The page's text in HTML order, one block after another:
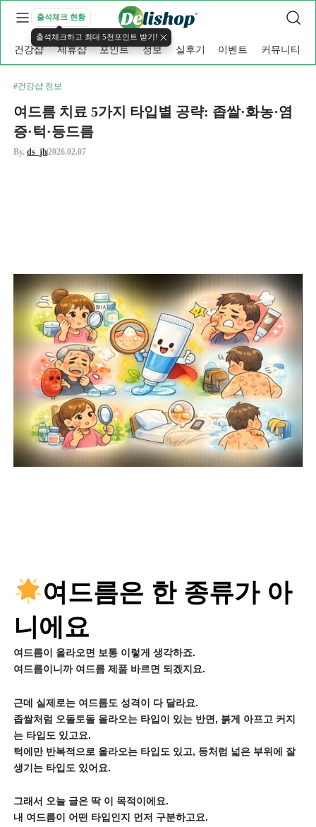
출석체크 현황
출석체크하고 최대 5천포인트 받기!
건강샵 제휴샵 포인트 정보 실후기 이벤트 커뮤니티
#건강샵 정보
여드름 치료 5가지 타입별 공략: 좁쌀·화농·염
증·턱·등드름
By.ds_jh2026.02.07
여드름은 한 종류가 아
니에요
여드름이 올라오면 보통 이렇게 생각하죠.
여드름이니까 여드름 제품 바르면 되겠지요.
근데 실제로는 여드름도 성격이 다 달라요.
좁쌀처럼 오돌토돌 올라오는 타입이 있는 반면, 붉게 아프고 커지
는 타입도 있고요.
턱에만 반복적으로 올라오는 타입도 있고, 등처럼 넓은 부위에 잘
생기는 타입도 있어요.
그래서 오늘 글은 딱 이 목적이에요.
내 여드름이 어떤 타입인지 먼저 구분하고요.